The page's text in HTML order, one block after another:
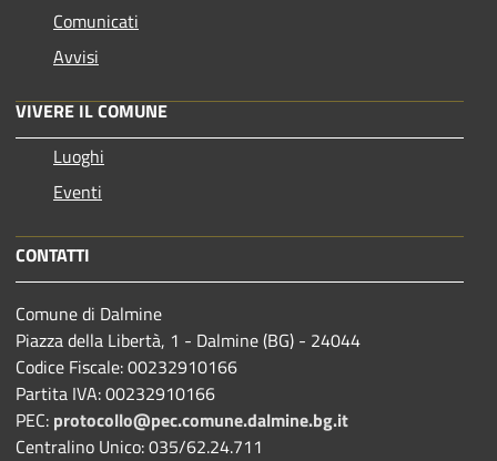
Comunicati
Avvisi
VIVERE IL COMUNE
Luoghi
Eventi
CONTATTI
Comune di Dalmine
Piazza della Libertà, 1 - Dalmine (BG) - 24044
Codice Fiscale: 00232910166
Partita IVA: 00232910166
PEC: protocollo@pec.comune.dalmine.bg.it
Centralino Unico: 035/62.24.711